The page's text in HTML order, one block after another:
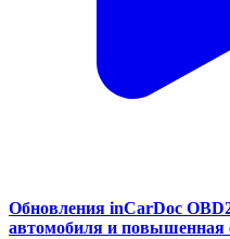
Обновления inCarDoc
автомобиля и повышенная